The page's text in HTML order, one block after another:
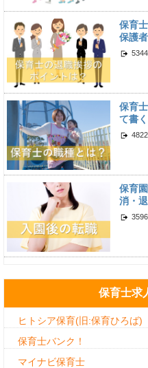
保育
保護
保育
て書
保育
消・
保育士求
ヒトシア保育(旧:保育ひろば)
保育士バンク！
マイナビ保育士